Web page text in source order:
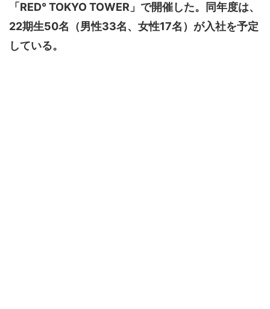
「RED° TOKYO TOWER」で開催した。同年度は、
22期生50名（男性33名、女性17名）が入社を予定
している。